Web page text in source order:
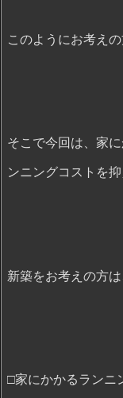
このようにお考え
そこで今回は、家
ンニングコストを
新築をお考えの方
□家にかかるランニ